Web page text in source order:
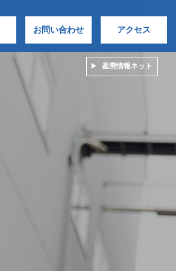
産廃情報ネット
お問い合わせ アクセス